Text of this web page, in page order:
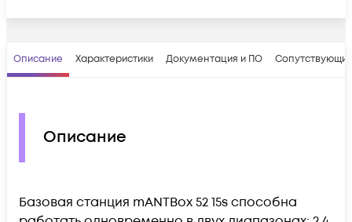
Описание Характеристики Документация и ПО
Описание
Базовая станция mANTBox 52 15s способна